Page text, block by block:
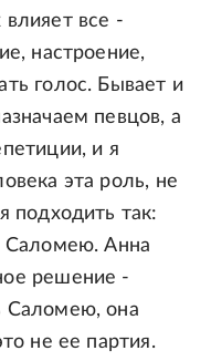
все -
настроение,
голос. Бывает и
певцов, а
и я
эта роль, не
подходить так:
Саломею. Анна
решение -
Саломею, она
не ее партия.